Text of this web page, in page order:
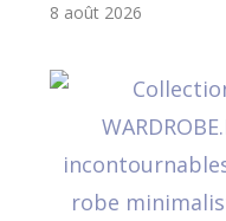
8 août 2026